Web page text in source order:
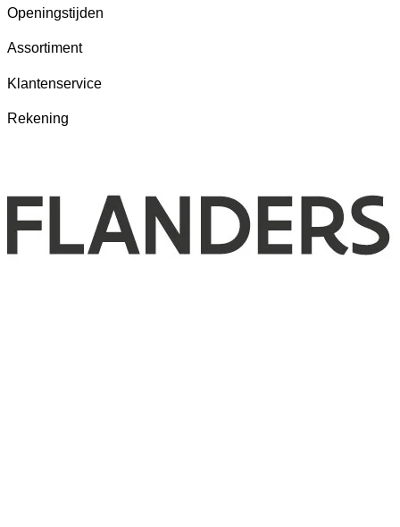
Openingstijden
Assortiment
Klantenservice
Rekening